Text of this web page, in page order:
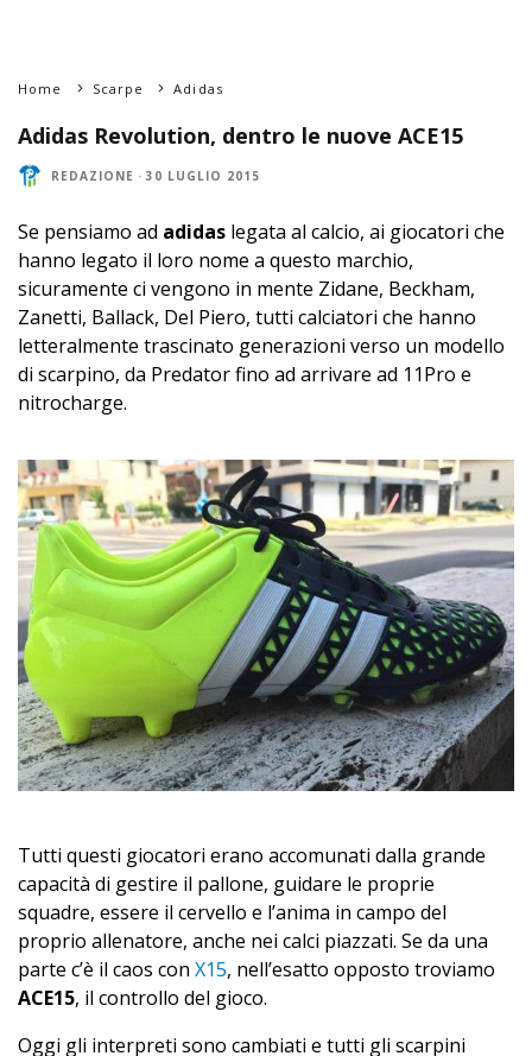
Home Scarpe Adidas
Adidas Revolution, dentro le nuove ACE15
REDAZIONE · 30 LUGLIO 2015
Se pensiamo ad adidas legata al calcio, ai giocatori che
hanno legato il loro nome a questo marchio,
sicuramente ci vengono in mente Zidane, Beckham,
Zanetti, Ballack, Del Piero, tutti calciatori che hanno
letteralmente trascinato generazioni verso un modello
di scarpino, da Predator fino ad arrivare ad 11Pro e
nitrocharge.
Tutti questi giocatori erano accomunati dalla grande
capacità di gestire il pallone, guidare le proprie
squadre, essere il cervello e l’anima in campo del
proprio allenatore, anche nei calci piazzati. Se da una
parte c’è il caos con X15, nell’esatto opposto troviamo
ACE15, il controllo del gioco.
Oggi gli interpreti sono cambiati e tutti gli scarpini